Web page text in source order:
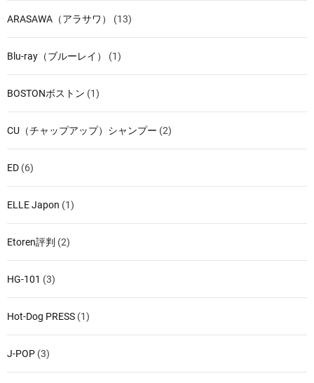
ARASAWA（アラサワ） (13)
Blu-ray（ブルーレイ） (1)
BOSTONボストン (1)
CU（チャップアップ）シャンプー (2)
ED (6)
ELLE Japon (1)
Etoren評判 (2)
HG-101 (3)
Hot-Dog PRESS (1)
J-POP (3)